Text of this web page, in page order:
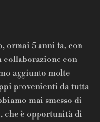
ormai 5 anni fa, con
collaborazione con
aggiunto molte
provenienti da tutta
mai smesso di
che è opportunità di